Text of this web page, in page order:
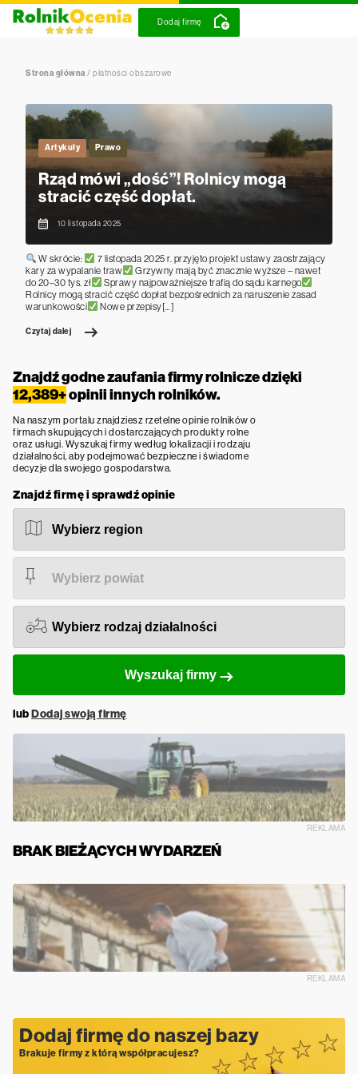
Dodaj firmę
Strona główna / płatności obszarowe
Artykuły Prawo
Rząd mówi „dość”! Rolnicy mogą
stracić część dopłat.
10 listopada 2025
W skrócie:
7 listopada 2025 r. przyjęto projekt ustawy zaostrzający
kary za wypalanie traw
Grzywny mają być znacznie wyższe – nawet
do 20–30 tys. zł
Sprawy najpoważniejsze trafią do sądu karnego
Rolnicy mogą stracić część dopłat bezpośrednich za naruszenie zasad
warunkowości
Nowe przepisy[…]
Czytaj dalej
Znajdź godne zaufania firmy rolnicze dzięki
12,389+opinii innych rolników.
Na naszym portalu znajdziesz rzetelne opinie rolników o
firmach skupujących i dostarczających produkty rolne
oraz usługi. Wyszukaj firmy według lokalizacji i rodzaju
działalności, aby podejmować bezpieczne i świadome
decyzje dla swojego gospodarstwa.
Znajdź firmę i sprawdź opinie
Wyszukaj firmy
lubDodaj swoją firmę
REKLAMA
BRAK BIEŻĄCYCH WYDARZEŃ
REKLAMA
Dodaj firmę do naszej bazy
Brakuje firmy z którą współpracujesz?